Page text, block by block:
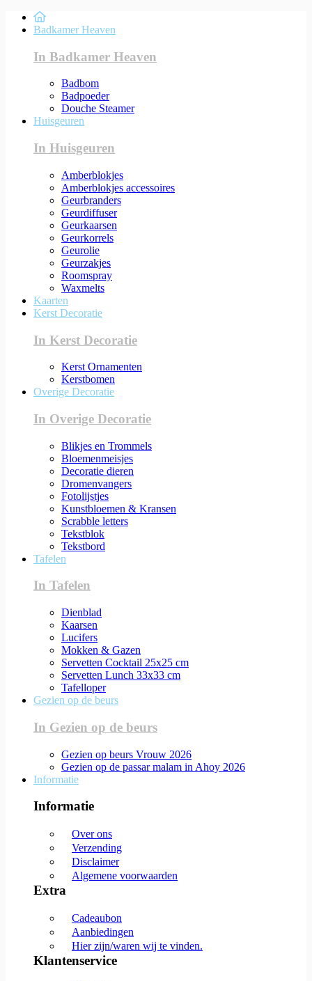
Badkamer Heaven
In Badkamer Heaven
Badbom
Badpoeder
Douche Steamer
Huisgeuren
In Huisgeuren
Amberblokjes
Amberblokjes accessoires
Geurbranders
Geurdiffuser
Geurkaarsen
Geurkorrels
Geurolie
Geurzakjes
Roomspray
Waxmelts
Kaarten
Kerst Decoratie
In Kerst Decoratie
Kerst Ornamenten
Kerstbomen
Overige Decoratie
In Overige Decoratie
Blikjes en Trommels
Bloemenmeisjes
Decoratie dieren
Dromenvangers
Fotolijstjes
Kunstbloemen & Kransen
Scrabble letters
Tekstblok
Tekstbord
Tafelen
In Tafelen
Dienblad
Kaarsen
Lucifers
Mokken & Gazen
Servetten Cocktail 25x25 cm
Servetten Lunch 33x33 cm
Tafelloper
Gezien op de beurs
In Gezien op de beurs
Gezien op beurs Vrouw 2026
Gezien op de passar malam in Ahoy 2026
Informatie
Informatie
Over ons
Verzending
Disclaimer
Algemene voorwaarden
Extra
Cadeaubon
Aanbiedingen
Hier zijn/waren wij te vinden.
Klantenservice